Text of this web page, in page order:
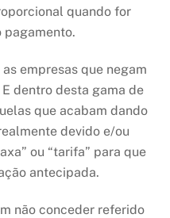
quando for
empresas que negam
dentro desta gama de
que acabam dando
devido e/ou
ou “tarifa” para que
antecipada.
não conceder referido